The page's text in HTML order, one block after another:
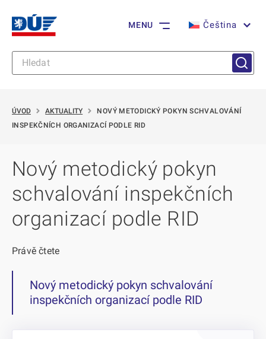
MENU Čeština
ÚVOD AKTUALITY
NOVÝ METODICKÝ POKYN SCHVALOVÁNÍ
INSPEKČNÍCH ORGANIZACÍ PODLE RID
Nový metodický pokyn
schvalování inspekčních
organizací podle RID
Právě čtete
Nový metodický pokyn schvalování
inspekčních organizací podle RID